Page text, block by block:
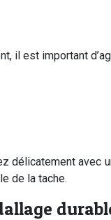
il est important
avec
de la tache.